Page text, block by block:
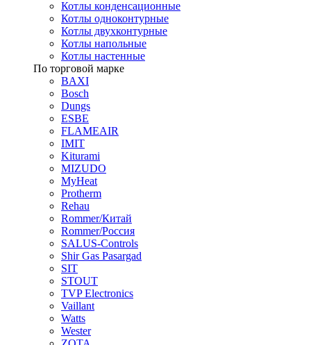
Котлы конденсационные
Котлы одноконтурные
Котлы двухконтурные
Котлы напольные
Котлы настенные
По торговой марке
BAXI
Bosch
Dungs
ESBE
FLAMEAIR
IMIT
Kiturami
MIZUDO
MyHeat
Protherm
Rehau
Rommer/Китай
Rommer/Россия
SALUS-Controls
Shir Gas Pasargad
SIT
STOUT
TVP Electronics
Vaillant
Watts
Wester